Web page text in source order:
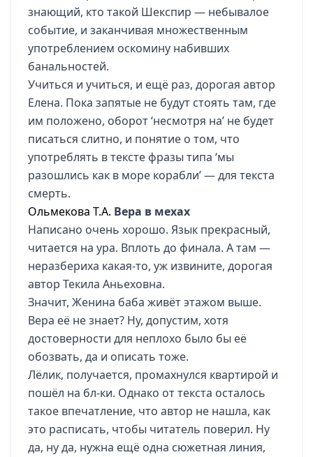
знающий, кто такой Шекспир — небывалое
событие, и заканчивая множественным
употреблением оскомину набивших
банальностей.
Учиться и учиться, и ещё раз, дорогая автор
Елена. Пока запятые не будут стоять там, где
им положено, оборот ‘несмотря на’ не будет
писаться слитно, и понятие о том, что
употреблять в тексте фразы типа ‘мы
разошлись как в море корабли’ — для текста
смерть.
Ольмекова Т.А. Вера в мехах
Написано очень хорошо. Язык прекрасный,
читается на ура. Вплоть до финала. А там —
неразбериха какая-то, уж извините, дорогая
автор Текила Аньеховна.
Значит, Женина баба живёт этажом выше.
Вера её не знает? Ну, допустим, хотя
достоверности для неплохо было бы её
обозвать, да и описать тоже.
Лёлик, получается, промахнулся квартирой и
пошёл на бл-ки. Однако от текста осталось
такое впечатление, что автор не нашла, как
это расписать, чтобы читатель поверил. Ну
да, ну да, нужна ещё одна сюжетная линия,